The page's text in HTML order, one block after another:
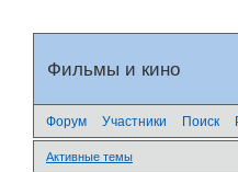
Фильмы и кино
Форум Участники Поиск
Активные темы